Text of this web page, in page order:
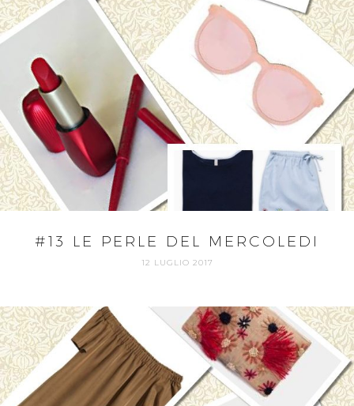
#13 LE PERLE DEL MERCOLEDI
12 LUGLIO 2017